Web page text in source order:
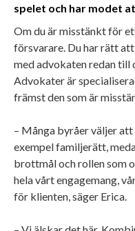
spelet och har modet
Om du är misstänkt för
försvarare. Du har rätt
med advokaten redan
Advokater är
främst den som är
– Många byråer väljer
exempel familjerätt,
brottmål och rollen som
hela vårt engagemang,
för klienten, säger Erica.